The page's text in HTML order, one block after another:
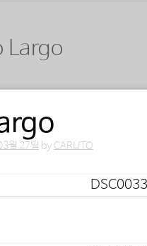
Largo
이션
월 27일 by CARLITO